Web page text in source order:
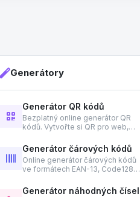
Generátory
Generátor QR kódů
Bezplatný online generátor QR
kódů. Vytvořte si QR pro web,…
Generátor čárových kódů
Online generátor čárových kódů
ve formátech EAN-13, Code128…
Generátor náhodných čísel